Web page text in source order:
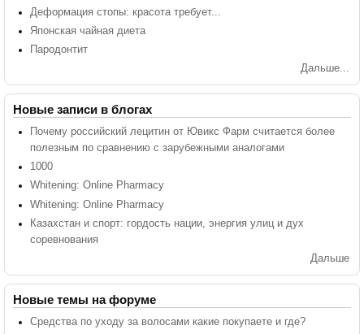
Деформация стопы: красота требует...
Японская чайная диета
Пародонтит
Дальше...
Новые записи в блогах
Почему российский лецитин от Ювикс Фарм считается более
полезным по сравнению с зарубежными аналогами
1000
Whitening: Online Pharmacy
Whitening: Online Pharmacy
Казахстан и спорт: гордость нации, энергия улиц и дух
соревнования
Дальше
Новые темы на форуме
Средства по уходу за волосами какие покупаете и где?